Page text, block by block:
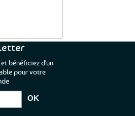
et tout aussi rassurant
qu’il n’y a pas de petite
mais un client à satisfaire.”
bénéficiez d'un
pour votre